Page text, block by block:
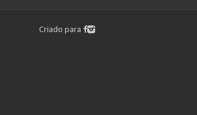
Criado para